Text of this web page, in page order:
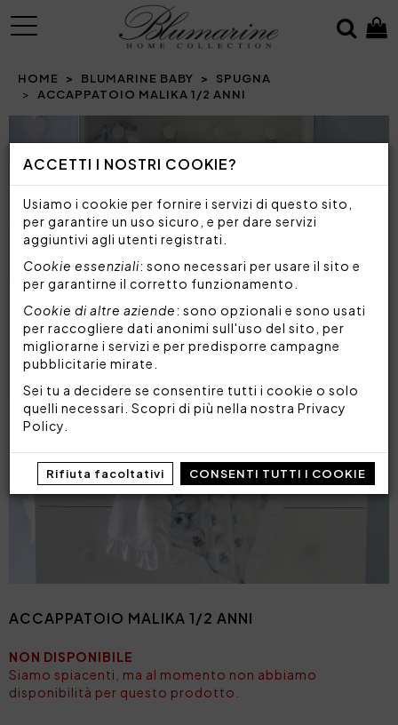
ACCETTI I NOSTRI COOKIE?
Usiamo i cookie per fornire i servizi di questo sito,
per garantire un uso sicuro, e per dare servizi
aggiuntivi agli utenti registrati.
Cookie essenziali: sono necessari per usare il sito e
per garantirne il corretto funzionamento.
Cookie di altre aziende: sono opzionali e sono usati
per raccogliere dati anonimi sull'uso del sito, per
migliorarne i servizi e per predisporre campagne
pubblicitarie mirate.
Sei tu a decidere se consentire tutti i cookie o solo
quelli necessari. Scopri di più nella nostra Privacy
Policy
Rifiuta facoltativi CONSENTI TUTTI I COOKIE
MENU
HOME BLUMARINE BABY
SPUGNA
ACCAPPATOIO MALIKA 1/2 ANNI
ACCAPPATOIO MALIKA 1/2 ANNI
NON DISPONIBILE
Siamo spiacenti, ma al momento non abbiamo
disponibilità per questo prodotto.